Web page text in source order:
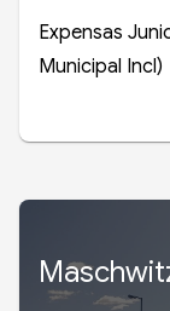
Expensas
Municipal Incl)